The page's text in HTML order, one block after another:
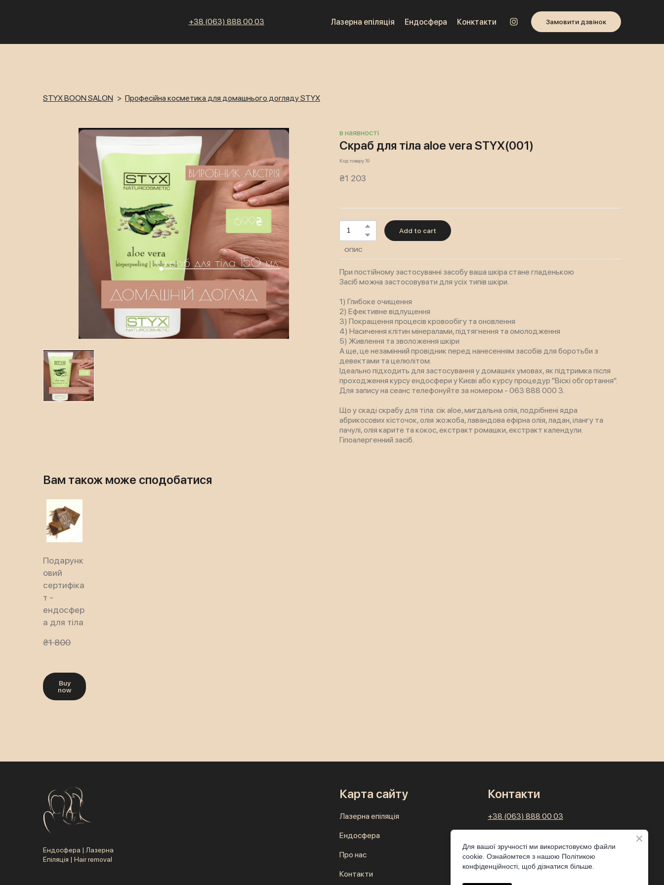
+38 (063) 888 00 03 Лазерна епіляція Ендосфера Конктакти Замовити дзвінок
STYX BOON SALON Професійна косметика для домашнього догляду STYX
в наявності
Скраб для тіла aloe vera STYX(001)
Код товару 19
₴1 203
Add to cart
ОПИС
При постійному застосуванні засобу ваша шкіра стане гладенькою
Засіб можна застосовувати для усіх типів шкіри.
1) Глибоке очищення
2) Ефективне відлущення
3) Покращення процесів кровообігу та оновлення
4) Насичення клітин мінералами, підтягнення та омолодження
5) Живлення та зволоження шкіри
А ще, це незамінний провідник перед нанесенням засобів для боротьби з
девектами та целюлітом.
Ідеально підходить для застосування у домашніх умовах, як підтримка після
проходження курсу ендосфери у Києві або курсу процедур "Віскі обгортання".
Для запису на сеанс телефонуйте за номером - 063 888 000 3.
Що у скаді скрабу для тіла: сік aloe, мигдальна олія, подрібнені ядра
абрикосових кісточок, олія жожоба, лавандова ефірна олія, ладан, ілангу та
пачулі, олія карите та кокос, екстракт ромашки, екстракт календули.
Гіпоалергенний засіб.
Вам також може сподобатися
Подарунк
овий
сертифіка
т -
ендосфер
а для тіла
₴1 800
Buy
now
Ендосфера | Лазерна
Епіляція | Hair removal
Карта сайту
Лазерна епіляція
Ендосфера
Про нас
Контакти
Контакти
+38 (063) 888 00 03
назва Ростиславська 5б.
ЖК Елізіум, верхній паркінг, є місця.
Для вашої зручності ми використовуємо файли
cookie. Ознайомтеся з нашою Політикою
конфіденційності, щоб дізнатися більше.